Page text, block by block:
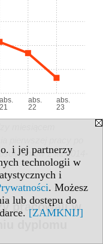
i jej partnerzy
technologii w
i
. Możesz
lub dostępu do
[ZAMKNIJ]
abs.
21
abs.
22
abs.
23
z lat 2014-
pracowali w